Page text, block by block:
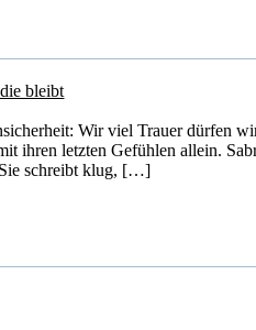
bleibt
Wir viel Trauer dürfen
ihren letzten Gefühlen allein.
schreibt klug, […]